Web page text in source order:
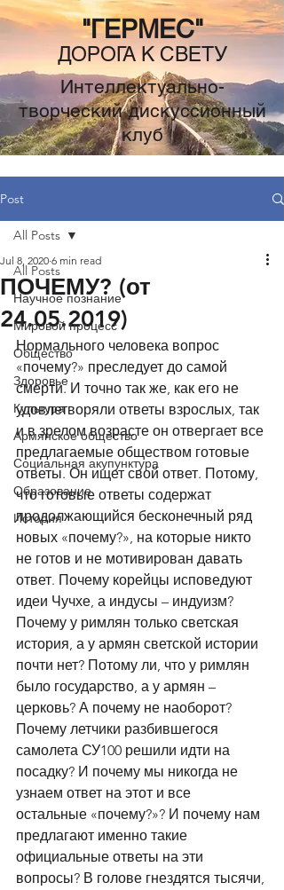
"ГЕРМЕС"
ДОРОГА К СВЕТУ
Интеллектуально-
творческий дискуссионный
клуб
Post
All Posts
Научное познание
Мировой процесс
Общество
Здоровье
Культура
Армянское общество
Социальная акупунктура
Образование
История
All Posts
ПОЧЕМУ? (от
24.05.2019)
Jul 8, 2020 6 min read
Нормального человека вопрос
«почему?» преследует до самой
смерти. И точно так же, как его не
удовлетворяли ответы взрослых, так
и в зрелом возрасте он отвергает все
предлагаемые обществом готовые
ответы. Он ищет свой ответ. Потому,
что готовые ответы содержат
продолжающийся бесконечный ряд
новых «почему?», на которые никто
не готов и не мотивирован давать
ответ. Почему корейцы исповедуют
идеи Чучхе, а индусы – индуизм?
Почему у римлян только светская
история, а у армян светской истории
почти нет? Потому ли, что у римлян
было государство, а у армян –
церковь? А почему не наоборот?
Почему летчики разбившегося
самолета СУ100 решили идти на
посадку? И почему мы никогда не
узнаем ответ на этот и все
остальные «почему?»? И почему нам
предлагают именно такие
официальные ответы на эти
вопросы? В голове гнездятся тысячи,